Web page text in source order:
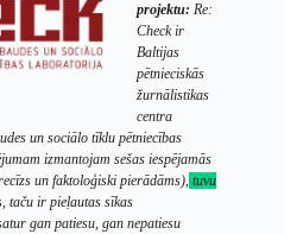
projektu: Re:
Check ir
Baltijas
pētnieciskās
žurnālistikas
centra
un sociālo tīklu pētniecības
izmantojam sešas iespējamās
un faktoloģiski pierādāms), tuvu
taču ir pieļautas sīkas
gan patiesu, gan nepatiesu